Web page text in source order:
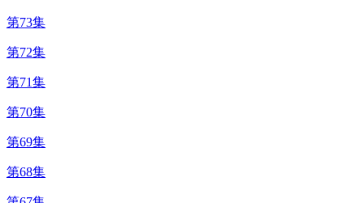
第73集
第72集
第71集
第70集
第69集
第68集